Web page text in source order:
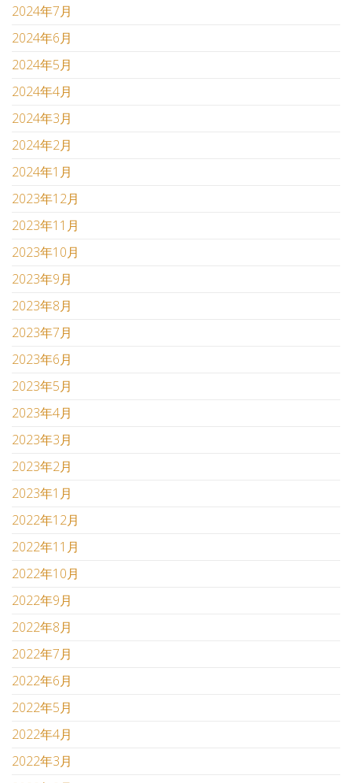
2024年7月
2024年6月
2024年5月
2024年4月
2024年3月
2024年2月
2024年1月
2023年12月
2023年11月
2023年10月
2023年9月
2023年8月
2023年7月
2023年6月
2023年5月
2023年4月
2023年3月
2023年2月
2023年1月
2022年12月
2022年11月
2022年10月
2022年9月
2022年8月
2022年7月
2022年6月
2022年5月
2022年4月
2022年3月